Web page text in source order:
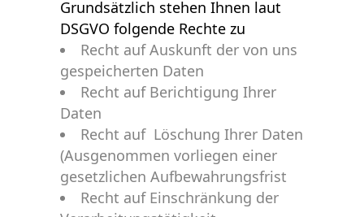
Grundsätzlich stehen Ihnen laut
DSGVO folgende Rechte zu
Recht auf Auskunft der von uns
gespeicherten Daten
Recht auf Berichtigung Ihrer
Daten
Recht auf Löschung Ihrer Daten
(Ausgenommen vorliegen einer
gesetzlichen Aufbewahrungsfrist
Recht auf Einschränkung der